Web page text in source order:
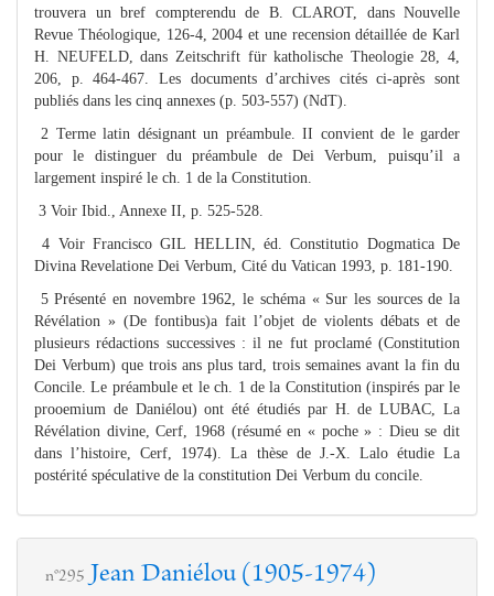
trouvera un bref compterendu de B. CLAROT, dans Nouvelle
Revue Théologique, 126-4, 2004 et une recension détaillée de Karl
H. NEUFELD, dans Zeitschrift für katholische Theologie 28, 4,
206, p. 464-467. Les documents d’archives cités ci-après sont
publiés dans les cinq annexes (p. 503-557) (NdT).
2 Terme latin désignant un préambule. II convient de le garder
pour le distinguer du préambule de Dei Verbum, puisqu’il a
largement inspiré le ch. 1 de la Constitution.
3 Voir Ibid., Annexe II, p. 525-528.
4 Voir Francisco GIL HELLIN, éd. Constitutio Dogmatica De
Divina Revelatione Dei Verbum, Cité du Vatican 1993, p. 181-190.
5 Présenté en novembre 1962, le schéma « Sur les sources de la
Révélation » (De fontibus)a fait l’objet de violents débats et de
plusieurs rédactions successives : il ne fut proclamé (Constitution
Dei Verbum) que trois ans plus tard, trois semaines avant la fin du
Concile. Le préambule et le ch. 1 de la Constitution (inspirés par le
prooemium de Daniélou) ont été étudiés par H. de LUBAC, La
Révélation divine, Cerf, 1968 (résumé en « poche » : Dieu se dit
dans l’histoire, Cerf, 1974). La thèse de J.-X. Lalo étudie La
postérité spéculative de la constitution Dei Verbum du concile.
n°295 Jean Daniélou (1905-1974)